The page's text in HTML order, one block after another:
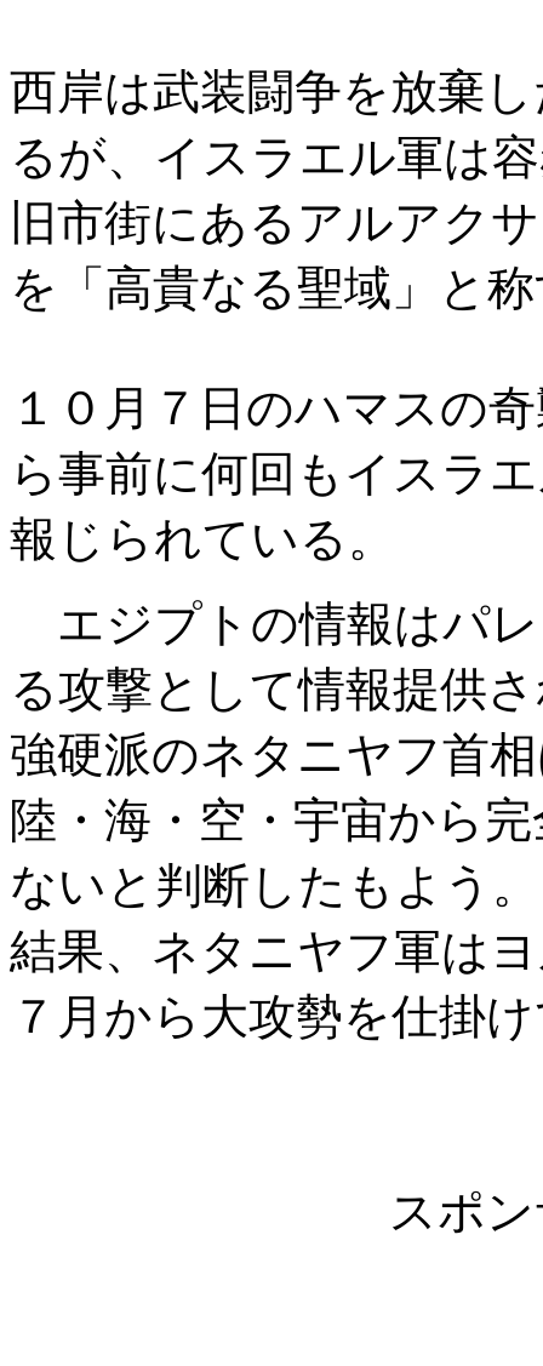
西岸は武装闘争を放棄
るが、イスラエル軍は
旧市街にあるアルアク
を「高貴なる聖域」と
１０月７日のハマスの
ら事前に何回もイスラ
報じられている。
エジプトの情報はパ
る攻撃として情報提供
強硬派のネタニヤフ首
陸・海・空・宇宙から
ないと判断したもよう。
結果、ネタニヤフ軍は
７月から大攻勢を仕掛
スポ